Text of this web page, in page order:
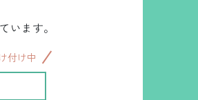
います。
付け中